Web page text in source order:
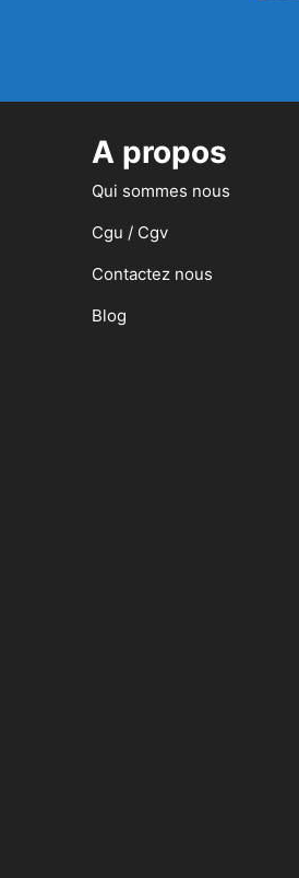
A propos
Qui sommes nous
Cgu / Cgv
Contactez nous
Blog